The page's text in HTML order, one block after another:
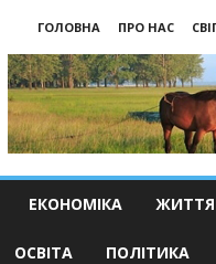
ГОЛОВНА ПРО НАС
ЕКОНОМІКА ЖИТТЯ
ОСВІТА ПОЛІТИКА